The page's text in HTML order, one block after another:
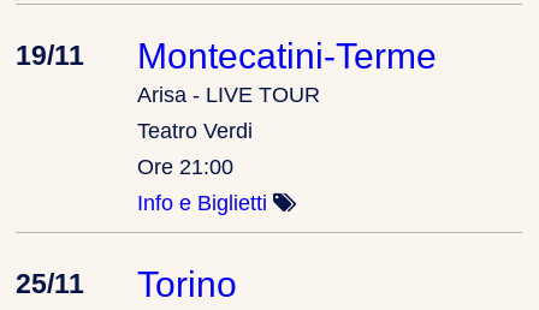
19/11 Montecatini-Terme
Arisa - LIVE TOUR
Teatro Verdi
Ore 21:00
Info e Biglietti
25/11 Torino